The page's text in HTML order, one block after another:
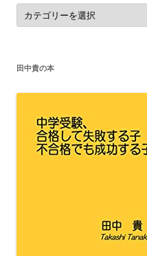
カ
テ
ゴ
田中貴の本